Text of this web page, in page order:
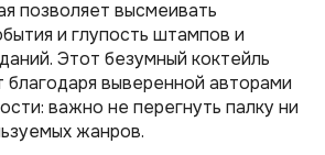
позволяет высмеивать
и глупость штампов и
Этот безумный коктейль
выверенной авторами
важно не перегнуть палку ни
жанров.